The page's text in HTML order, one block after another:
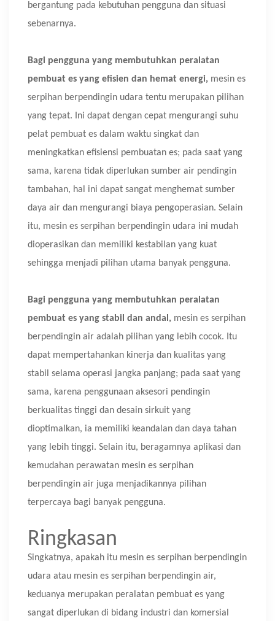
bergantung pada kebutuhan pengguna dan situasi
sebenarnya.
Bagi pengguna yang membutuhkan peralatan
pembuat es yang efisien dan hemat energi, mesin es
serpihan berpendingin udara tentu merupakan pilihan
yang tepat. Ini dapat dengan cepat mengurangi suhu
pelat pembuat es dalam waktu singkat dan
meningkatkan efisiensi pembuatan es; pada saat yang
sama, karena tidak diperlukan sumber air pendingin
tambahan, hal ini dapat sangat menghemat sumber
daya air dan mengurangi biaya pengoperasian. Selain
itu, mesin es serpihan berpendingin udara ini mudah
dioperasikan dan memiliki kestabilan yang kuat
sehingga menjadi pilihan utama banyak pengguna.
Bagi pengguna yang membutuhkan peralatan
pembuat es yang stabil dan andal, mesin es serpihan
berpendingin air adalah pilihan yang lebih cocok. Itu
dapat mempertahankan kinerja dan kualitas yang
stabil selama operasi jangka panjang; pada saat yang
sama, karena penggunaan aksesori pendingin
berkualitas tinggi dan desain sirkuit yang
dioptimalkan, ia memiliki keandalan dan daya tahan
yang lebih tinggi. Selain itu, beragamnya aplikasi dan
kemudahan perawatan mesin es serpihan
berpendingin air juga menjadikannya pilihan
terpercaya bagi banyak pengguna.
Ringkasan
Singkatnya, apakah itu mesin es serpihan berpendingin
udara atau mesin es serpihan berpendingin air,
keduanya merupakan peralatan pembuat es yang
sangat diperlukan di bidang industri dan komersial